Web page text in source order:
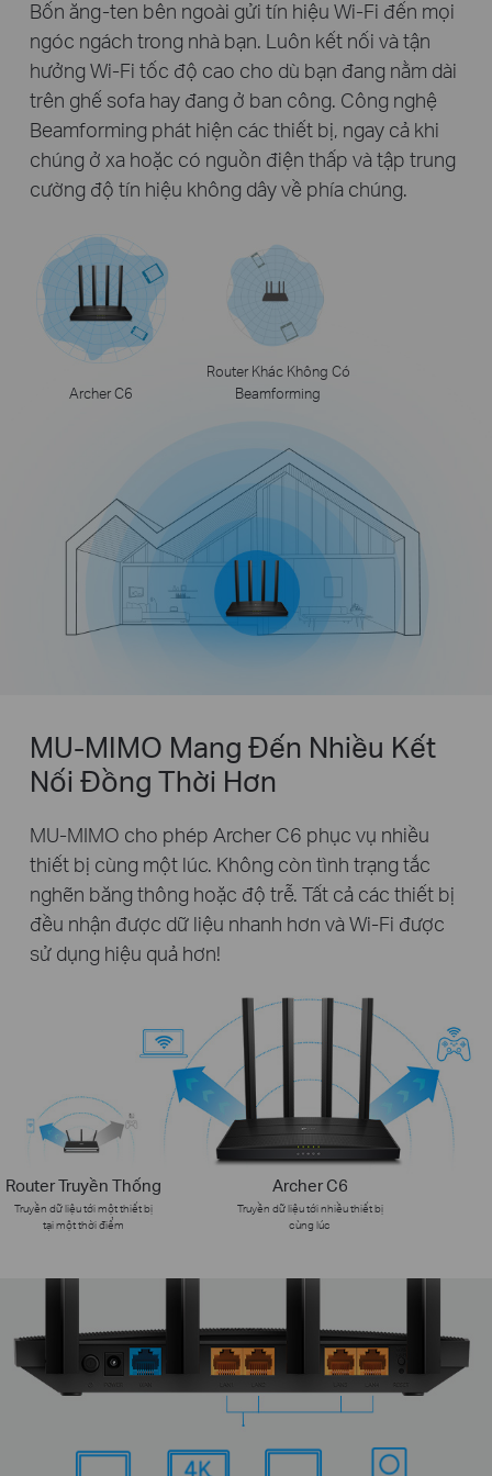
Bốn ăng-ten bên ngoài gửi tín hiệu Wi-Fi đến mọi
ngóc ngách trong nhà bạn. Luôn kết nối và tận
hưởng Wi-Fi tốc độ cao cho dù bạn đang nằm dài
trên ghế sofa hay đang ở ban công. Công nghệ
Beamforming phát hiện các thiết bị, ngay cả khi
chúng ở xa hoặc có nguồn điện thấp và tập trung
cường độ tín hiệu không dây về phía chúng.
Archer C6
Router Khác Không Có
Beamforming
MU-MIMO Mang Đến Nhiều Kết
Nối Đồng Thời Hơn
MU-MIMO cho phép Archer C6 phục vụ nhiều
thiết bị cùng một lúc. Không còn tình trạng tắc
nghẽn băng thông hoặc độ trễ. Tất cả các thiết bị
đều nhận được dữ liệu nhanh hơn và Wi-Fi được
sử dụng hiệu quả hơn!
Router Truyền Thống
Truyền dữ liệu tới một thiết bị
tại một thời điểm
Archer C6
Truyền dữ liệu tới nhiều thiết bị
cùng lúc